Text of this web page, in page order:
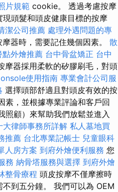
片規範 cookie。 透過考慮按摩
頭髮和頭皮健康目標的按摩
潔公司推薦 處理外遇問題的專
器時，需要記住幾個因素。 散
點外燴推薦 台中骨盆矯正 台中
摩器採用柔軟的矽膠刷毛，對頭
使用指南 專業會計公司服
選擇頭部舒適且對頭皮有效的按
素，並根據專業評論和客戶回
照顧）來幫助我們放鬆並進入
大律師事務所詳解 私人墓地買
推薦 台北專業記帳士 兒童眼科
人房方案 到府外燴便利服務 您
務 納骨塔服務與選擇 到府外燴
整骨療程 頭皮按摩不僅摩擦時
到五分鐘。 我們可以為 OEM